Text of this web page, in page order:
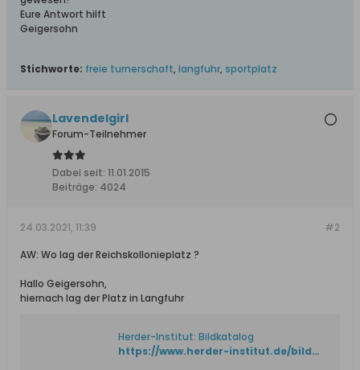
Eure Antwort hilft
Geigersohn
Stichworte: freie turnerschaft, langfuhr, sportplatz
Lavendelgirl
Forum-Teilnehmer
Dabei seit: 11.01.2015
Beiträge: 4024
#2
24.03.2021, 11:39
AW: Wo lag der Reichskollonieplatz ?
Hallo Geigersohn,
hiernach lag der Platz in Langfuhr
Herder-Institut: Bildkatalog
https://www.herder-institut.de/bildkatalog/index/pic?galerieansicht=5b2a9cdf04f15aaf3fb3d59d66e98feb_quellen&params_before_galerieansicht=a%3A0%3A%7B%7D&offsetpage=1&id=79eeef73b98bdc4206a239d907b4ce2a